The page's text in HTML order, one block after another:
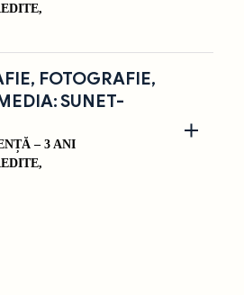
FOTOGRAFIE,
SUNET-
– 3 ANI